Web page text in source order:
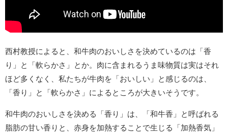
西村教授によると、和牛肉のおいしさを決めているのは「香
り」と「軟らかさ」とか。肉に含まれるうま味物質は実はそれ
ほど多くなく、私たちが牛肉を「おいしい」と感じるのは、
「香り」と「軟らかさ」によるところが大きいそうです。
和牛肉のおいしさを決める「香り」は、「和牛香」と呼ばれる
脂肪の甘い香りと、赤身を加熱することで生じる「加熱香気」